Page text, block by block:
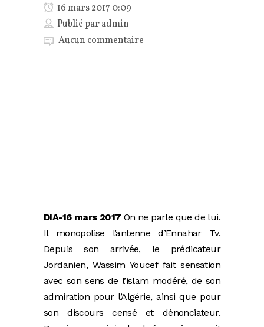
16 mars 2017 0:09
Publié paradmin
Aucun commentaire
DIA-16 mars 2017 On ne parle que de lui.
Il monopolise l’antenne d’Ennahar Tv.
Depuis son arrivée, le prédicateur
Jordanien, Wassim Youcef fait sensation
avec son sens de l’islam modéré, de son
admiration pour l’Algérie, ainsi que pour
son discours censé et dénonciateur.